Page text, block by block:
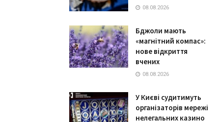
08.08.2026
Бджоли мають
«магнітний компас»:
нове відкриття
вчених
08.08.2026
У Києві судитимуть
організаторів мережі
нелегальних казино